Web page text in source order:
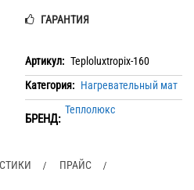
ГАРАНТИЯ
Артикул: Teploluxtropix-160
Категория: Нагревательный мат
БРЕНД:
Теплолюкс
ПРАЙС